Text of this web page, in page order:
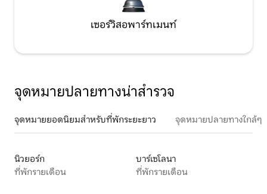
เซอร์วิสอพาร์ทเมนท์
จุดหมายปลายทางน่าสำรวจ
จุดหมายยอดนิยมสำหรับที่พักระยะยาว จุดหมายปลายทางใกล้ๆ
นิวยอร์ก
ที่พักรายเดือน
บาร์เซโลนา
ที่พักรายเดือน